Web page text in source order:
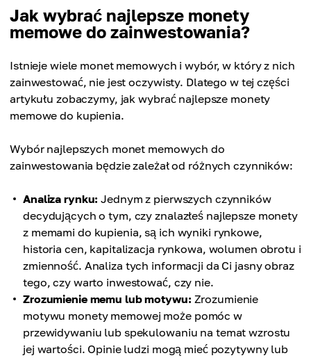
Jak wybrać najlepsze monety
memowe do zainwestowania?
Istnieje wiele monet memowych i wybór, w który z nich
zainwestować, nie jest oczywisty. Dlatego w tej części
artykułu zobaczymy, jak wybrać najlepsze monety
memowe do kupienia.
Wybór najlepszych monet memowych do
zainwestowania będzie zależał od różnych czynników:
Analiza rynku: Jednym z pierwszych czynników
decydujących o tym, czy znalazłeś najlepsze monety
z memami do kupienia, są ich wyniki rynkowe,
historia cen, kapitalizacja rynkowa, wolumen obrotu i
zmienność. Analiza tych informacji da Ci jasny obraz
tego, czy warto inwestować, czy nie.
Zrozumienie memu lub motywu: Zrozumienie
motywu monety memowej może pomóc w
przewidywaniu lub spekulowaniu na temat wzrostu
jej wartości. Opinie ludzi mogą mieć pozytywny lub